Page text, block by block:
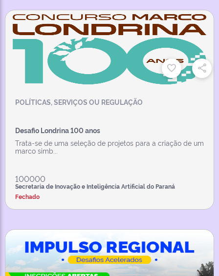
POLÍTICAS, SERVIÇOS OU REGULAÇÃO
Desafio Londrina 100 anos
Trata-se de uma seleção de projetos para a criação de um
marco simb...
100000
Secretaria de Inovação e Inteligência Artificial do Paraná
Fechado